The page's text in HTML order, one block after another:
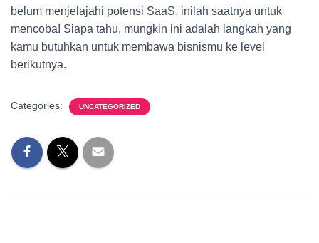
belum menjelajahi potensi SaaS, inilah saatnya untuk
mencoba! Siapa tahu, mungkin ini adalah langkah yang
kamu butuhkan untuk membawa bisnismu ke level
berikutnya.
Categories: UNCATEGORIZED